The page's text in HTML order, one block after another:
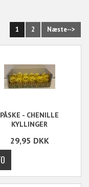
1 2 Næste-->
PÅSKE - CHENILLE
KYLLINGER
29,95 DKK